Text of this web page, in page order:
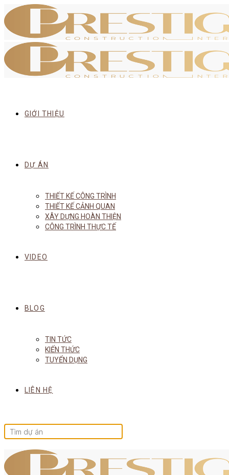
GIỚI THIỆU
DỰ ÁN
THIẾT KẾ CÔNG TRÌNH
THIẾT KẾ CẢNH QUAN
XÂY DỰNG HOÀN THIỆN
CÔNG TRÌNH THỰC TẾ
VIDEO
BLOG
TIN TỨC
KIẾN THỨC
TUYỂN DỤNG
LIÊN HỆ